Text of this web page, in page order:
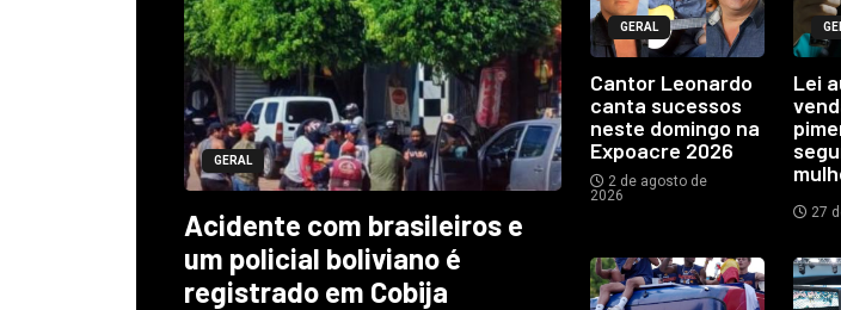
GERAL
Acidente com brasileiros e
um policial boliviano é
registrado em Cobija
GERAL
Cantor Leonardo
canta sucessos
neste domingo na
Expoacre 2026
2 de agosto de
2026
Lei
27